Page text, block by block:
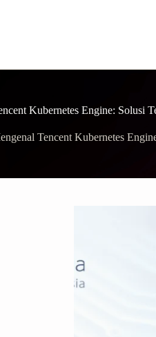
Kubernetes Engine: Solusi
Tencent Kubernetes